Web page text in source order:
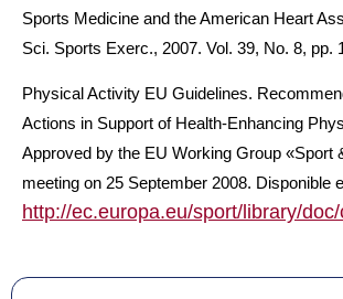
Sports Medicine and the American Heart
Sci. Sports Exerc., 2007. Vol. 39, No. 8, pp.
Physical Activity EU Guidelines.
Actions in Support of Health-Enhancing
Approved by the EU Working Group «Sport
meeting on 25 September 2008. Disponible
http://ec.europa.eu/sport/library/